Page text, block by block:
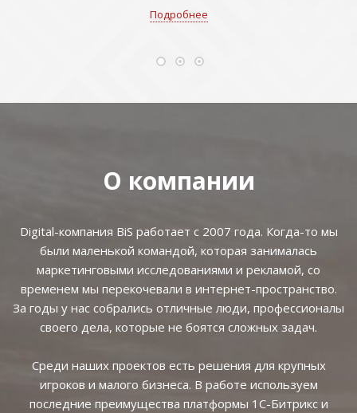
Подробнее
О компании
Digital-компания BiS работает с 2007 года. Когда-то мы
были маленькой командой, которая занималась
маркетинговыми исследованиями и рекламой, со
временем мы перекочевали в интернет-пространство.
За годы у нас собрались отличные люди, профессионалы
своего дела, которые не боятся сложных задач.
Среди наших проектов есть решения для крупных
игроков и малого бизнеса. В работе используем
последние преимущества платформы 1С-Битрикс и